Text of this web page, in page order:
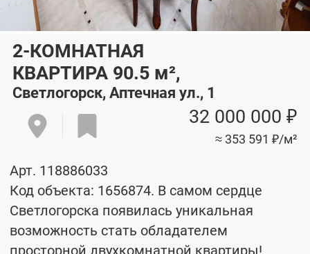
2-КОМНАТНАЯ
КВАРТИРА 90.5 м²,
Светлогорск, Аптечная ул., 1
32 000 000 ₽
≈ 353 591 ₽/м²
Арт. 118886033
Код объекта: 1656874. В самом сердце
Светлогорска появилась уникальная
возможность стать обладателем